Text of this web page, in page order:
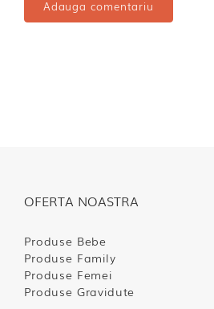
OFERTA NOASTRA
Produse Bebe
Produse Family
Produse Femei
Produse Gravidute